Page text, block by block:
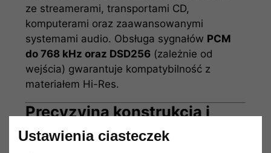
ze streamerami, transportami CD,
komputerami oraz zaawansowanymi
systemami audio. Obsługa sygnałów PCM
do 768 kHz oraz DSD256 (zależnie od
wejścia) gwarantuje kompatybilność z
materiałem Hi-Res.
Precyzyjna konstrukcja i
kompaktowa forma
Ustawienia ciasteczek